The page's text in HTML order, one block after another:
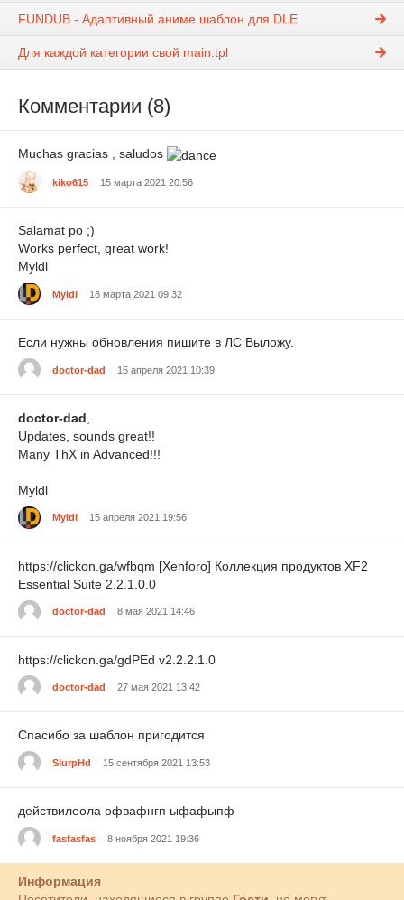
FUNDUB - Адаптивный аниме шаблон для DLE
Для каждой категории свой main.tpl
Комментарии (8)
Muchas gracias , saludos
kiko615 15 марта 2021 20:56
Salamat po ;)
Works perfect, great work!
Myldl
Myldl 18 марта 2021 09:32
Если нужны обновления пишите в ЛС Выложу.
doctor-dad 15 апреля 2021 10:39
doctor-dad
Updates, sounds great!!
Many ThX in Advanced!!!
Myldl
Myldl 15 апреля 2021 19:56
https://clickon.ga/wfbqm [Xenforo] Коллекция продуктов XF2
Essential Suite 2.2.1.0.0
doctor-dad 8 мая 2021 14:46
https://clickon.ga/gdPEd v2.2.2.1.0
doctor-dad 27 мая 2021 13:42
Спасибо за шаблон пригодится
SlurpHd 15 сентября 2021 13:53
действилеола офвафнгп ыфафыпф
fasfasfas 8 ноября 2021 19:36
Информация